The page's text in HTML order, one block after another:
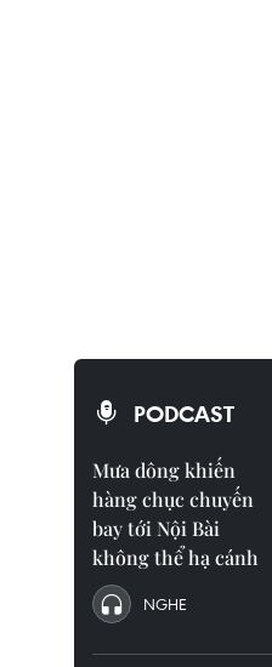
PODCAST
Mưa dông khiến
hàng chục chuyến
bay tới Nội Bài
không thể hạ cánh
NGHE